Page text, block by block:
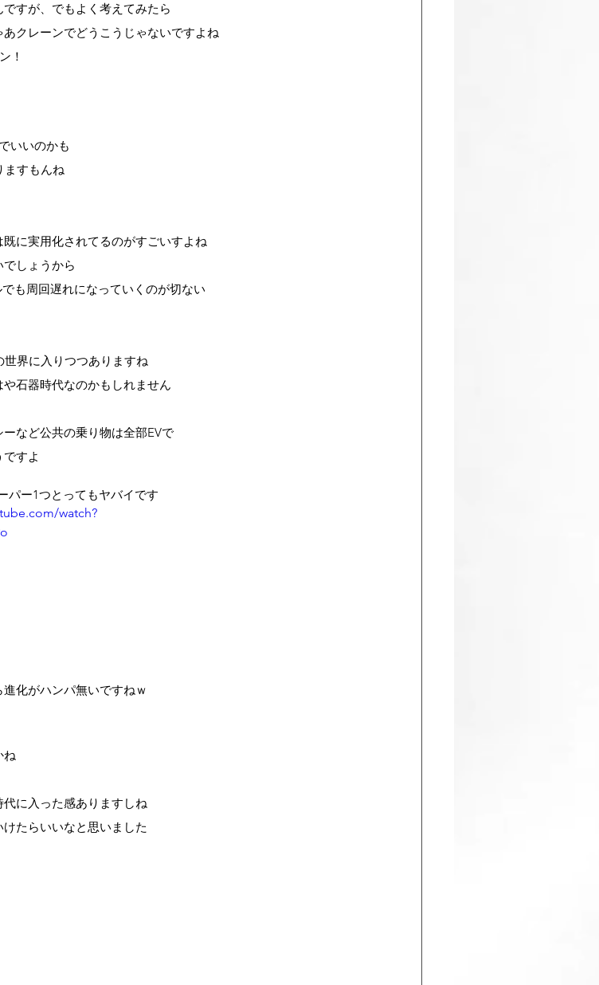
すが、でもよく考えてみたら
クレーンでどうこうじゃないですよね
！
いいのかも
ますもんね
に実用化されてるのがすごいすよね
しょうから
も周回遅れになっていくのが切ない
界に入りつつありますね
石器時代なのかもしれません
など公共の乗り物は全部EVで
すよ
パー1つとってもヤバイです
watch?
化がハンパ無いですねｗ
ね
に入った感ありますしね
たらいいなと思いました